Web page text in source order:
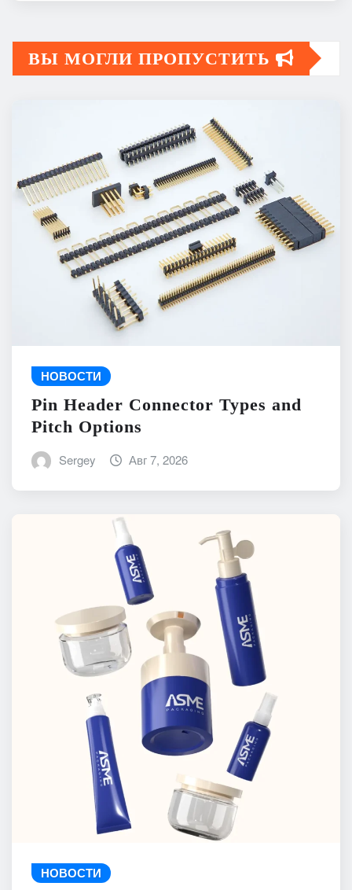
ВЫ МОГЛИ ПРОПУСТИТЬ
НОВОСТИ
Pin Header Connector Types and
Pitch Options
Sergey Авг 7, 2026
НОВОСТИ